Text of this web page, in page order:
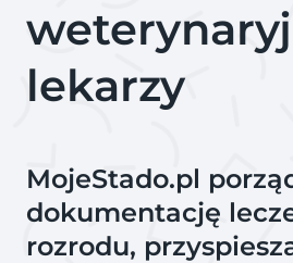
lekarzy
MojeStado.pl
dokumentację
rozrodu,